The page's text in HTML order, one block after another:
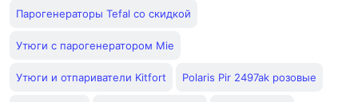
Парогенераторы Tefal со скидкой
Утюги с парогенератором Mie
Утюги и отпариватели Kitfort Polaris Pir 2497ak розовые